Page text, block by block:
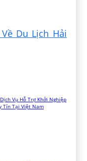
Du Lịch Hải